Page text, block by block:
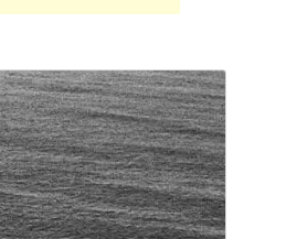
1.0.6
16. januar 2017
10+